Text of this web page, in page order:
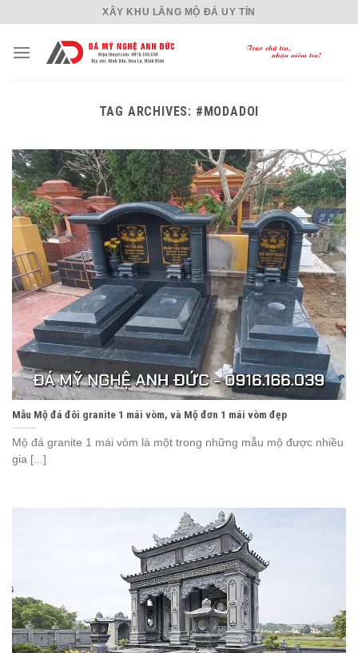
content
XÂY KHU LĂNG MỘ ĐÁ UY TÍN
TAG ARCHIVES: #MODADOI
Mẫu Mộ đá đôi granite 1 mái vòm, và Mộ đơn 1 mái vòm đẹp
Mộ đá granite 1 mái vòm là một trong những mẫu mộ được nhiều
gia [...]